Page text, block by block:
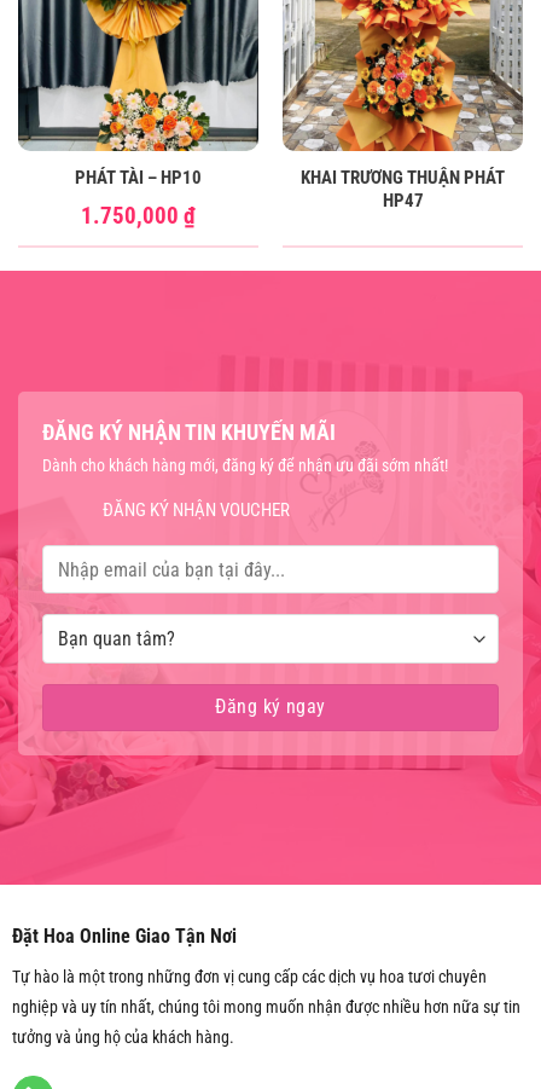
PHÁT TÀI – HP10
1.750,000 ₫
KHAI TRƯƠNG THUẬN PHÁT
HP47
ĐĂNG KÝ NHẬN TIN KHUYẾN MÃI
Dành cho khách hàng mới, đăng ký để nhận ưu đãi sớm nhất!
ĐĂNG KÝ NHẬN VOUCHER
Đặt Hoa Online Giao Tận Nơi
Tự hào là một trong những đơn vị cung cấp các dịch vụ hoa tươi chuyên
nghiệp và uy tín nhất, chúng tôi mong muốn nhận được nhiều hơn nữa sự tin
tưởng và ủng hộ của khách hàng.